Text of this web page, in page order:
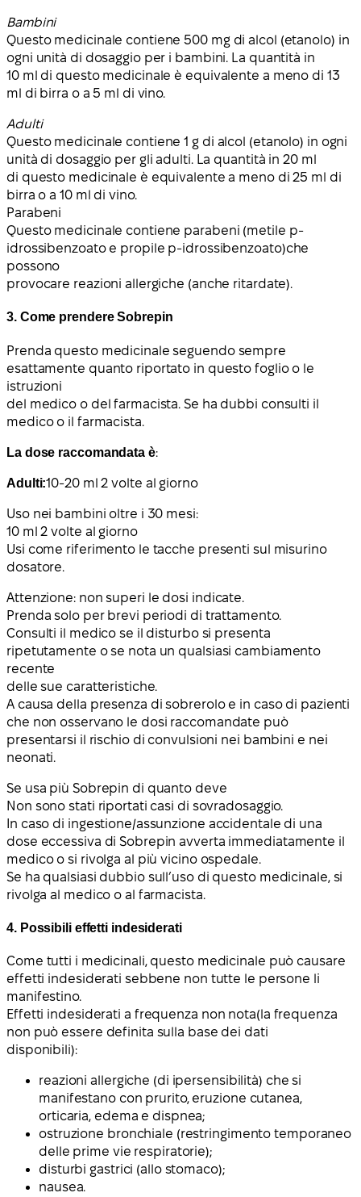
Bambini
Questo medicinale contiene 500 mg di alcol (etanolo) in
ogni unità di dosaggio per i bambini. La quantità in
10 ml di questo medicinale è equivalente a meno di 13
ml di birra o a 5 ml di vino.
Adulti
Questo medicinale contiene 1 g di alcol (etanolo) in ogni
unità di dosaggio per gli adulti. La quantità in 20 ml
di questo medicinale è equivalente a meno di 25 ml di
birra o a 10 ml di vino.
Parabeni
Questo medicinale contiene parabeni (metile p-
idrossibenzoato e propile p-idrossibenzoato)che
possono
provocare reazioni allergiche (anche ritardate).
3. Come prendere Sobrepin
Prenda questo medicinale seguendo sempre
esattamente quanto riportato in questo foglio o le
istruzioni
del medico o del farmacista. Se ha dubbi consulti il
medico o il farmacista.
La dose raccomandata è:
Adulti:10-20 ml 2 volte al giorno
Uso nei bambini oltre i 30 mesi:
10 ml 2 volte al giorno
Usi come riferimento le tacche presenti sul misurino
dosatore.
Attenzione: non superi le dosi indicate.
Prenda solo per brevi periodi di trattamento.
Consulti il medico se il disturbo si presenta
ripetutamente o se nota un qualsiasi cambiamento
recente
delle sue caratteristiche.
A causa della presenza di sobrerolo e in caso di pazienti
che non osservano le dosi raccomandate può
presentarsi il rischio di convulsioni nei bambini e nei
neonati.
Se usa più Sobrepin di quanto deve
Non sono stati riportati casi di sovradosaggio.
In caso di ingestione/assunzione accidentale di una
dose eccessiva di Sobrepin avverta immediatamente il
medico o si rivolga al più vicino ospedale.
Se ha qualsiasi dubbio sull’uso di questo medicinale, si
rivolga al medico o al farmacista.
4. Possibili effetti indesiderati
Come tutti i medicinali, questo medicinale può causare
effetti indesiderati sebbene non tutte le persone li
manifestino.
Effetti indesiderati a frequenza non nota(la frequenza
non può essere definita sulla base dei dati
disponibili):
reazioni allergiche (di ipersensibilità) che si
manifestano con prurito, eruzione cutanea,
orticaria, edema e dispnea;
ostruzione bronchiale (restringimento temporaneo
delle prime vie respiratorie);
disturbi gastrici (allo stomaco);
nausea.